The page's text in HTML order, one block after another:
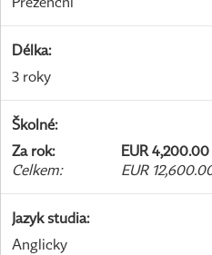
Délka:
3 roky
Školné:
Za rok:
EUR
Celkem: EUR
Jazyk studia:
Anglicky